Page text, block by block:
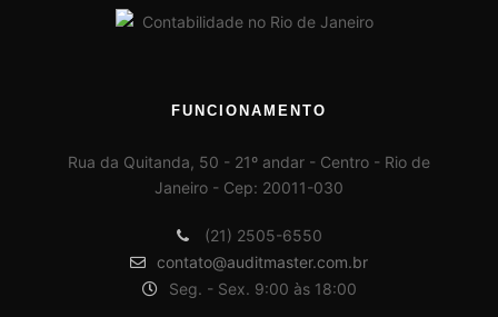
FUNCIONAMENTO
Rua da Quitanda, 50 - 21º andar - Centro - Rio de
Janeiro - Cep: 20011-030
(21) 2505-6550
contato@auditmaster.com.br
Seg. - Sex. 9:00 às 18:00